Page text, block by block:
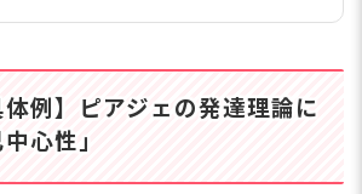
声かけ例について解
とは？保育に役立
紀にかけて活躍し
体例】ピアジェの発達理論に
心性」